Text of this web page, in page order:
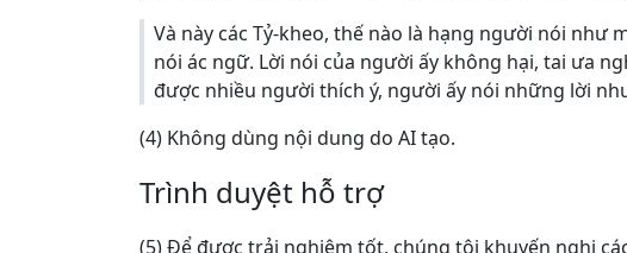
Và này các Tỷ-kheo, thế nào là hạng người nói như
nói ác ngữ. Lời nói của người ấy không hại, tai ưa
được nhiều người thích ý, người ấy nói những lời
(4) Không dùng nội dung do AI tạo.
Trình duyệt hỗ trợ
(5) Để được trải nghiệm tốt, chúng tôi khuyến nghị